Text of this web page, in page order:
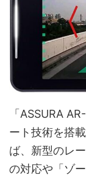
「ASSURA
ート技術を搭
ば、新型のレ
の対応や「ゾ